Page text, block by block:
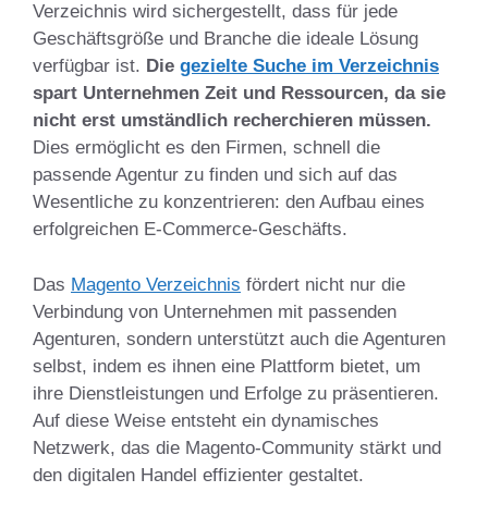
Verzeichnis wird sichergestellt, dass für jede
Geschäftsgröße und Branche die ideale Lösung
verfügbar ist. Die gezielte Suche im Verzeichnis
spart Unternehmen Zeit und Ressourcen, da sie
nicht erst umständlich recherchieren müssen.
Dies ermöglicht es den Firmen, schnell die
passende Agentur zu finden und sich auf das
Wesentliche zu konzentrieren: den Aufbau eines
erfolgreichen E-Commerce-Geschäfts.
Das Magento Verzeichnis fördert nicht nur die
Verbindung von Unternehmen mit passenden
Agenturen, sondern unterstützt auch die Agenturen
selbst, indem es ihnen eine Plattform bietet, um
ihre Dienstleistungen und Erfolge zu präsentieren.
Auf diese Weise entsteht ein dynamisches
Netzwerk, das die Magento-Community stärkt und
den digitalen Handel effizienter gestaltet.